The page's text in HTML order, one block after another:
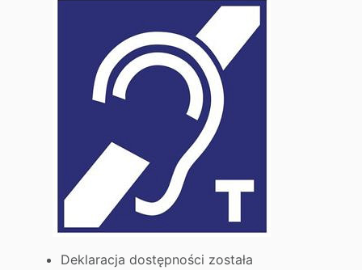
Deklaracja dostępności została